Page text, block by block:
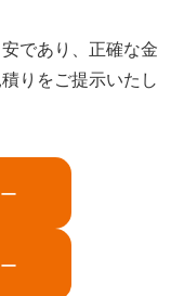
であり、正確な金
りをご提示いたし